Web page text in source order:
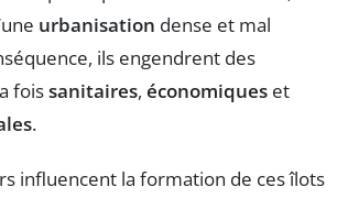
urbanisation dense et mal
ils engendrent des
foissanitaires, économiques et
.
influencent la formation de ces îlots